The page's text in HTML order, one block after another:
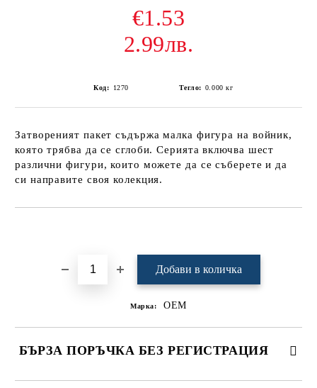
€1.53
2.99лв.
Код: 1270 Тегло: 0.000 кг
Затвореният пакет съдържа малка фигура на войник,
която трябва да се сглоби. Серията включва шест
различни фигури, които можете да се съберете и да
си направите своя колекция.
Марка: OEM
БЪРЗА ПОРЪЧКА БЕЗ РЕГИСТРАЦИЯ